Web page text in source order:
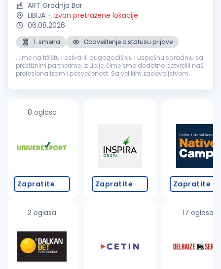
ART Gradnja Bar
LIBIJA - Izvan pretražene lokacije
06.08.2026
1. smena
Obaveštenje o statusu prijave
...ime na tržištu i ostvarili dugogodišnju i uspješnu saradnju sa
prestižnim partnerima iz Libije, čime smo dodatno potvrdili naš
profesionalizam i posvećenost. Sa velikim zadovoljstvom
menadžer
8 oglasa
Zapratite
2 oglasa
Zapratite Zapratite
17 oglasa